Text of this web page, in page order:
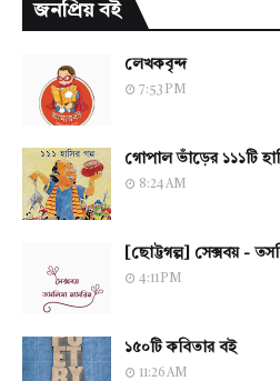
জনপ্রিয় বই
লেখকবৃন্দ
7:53 PM
গোপাল ভাঁড়ের ১১১টি
8:24 AM
[ছোট্টগল্প] সেক্সবয় -
4:11 PM
১৫০টি কবিতার বই
11:26 AM